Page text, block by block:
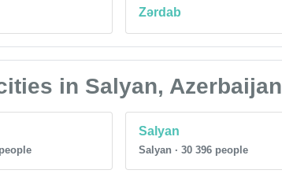
Zərdab
in Salyan, Azerbaijan
Salyan
Salyan · 30 396 people